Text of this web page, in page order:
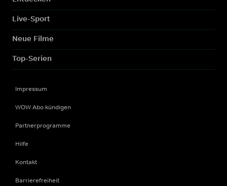
Live-Sport
Neue Filme
Top-Serien
Impressum
WOW Abo kündigen
Partnerprogramme
Hilfe
Kontakt
Barrierefreiheit